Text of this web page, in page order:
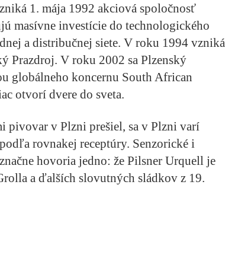
1. mája 1992 akciová spoločnosť
masívne investície do technologického
a distribučnej siete. V roku 1994 vzniká
Prazdroj. V roku 2002 sa Plzenský
globálneho koncernu South African
otvorí dvere do sveta.
pivovar v Plzni prešiel, sa v Plzni varí
rovnakej receptúry. Senzorické i
hovoria jedno: že Pilsner Urquell je
a ďalších slovutných sládkov z 19.